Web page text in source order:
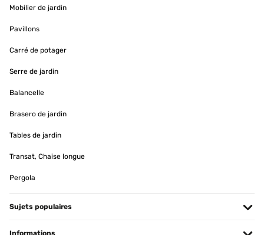
Mobilier de jardin
Pavillons
Carré de potager
Serre de jardin
Balancelle
Brasero de jardin
Tables de jardin
Transat, Chaise longue
Pergola
Sujets populaires